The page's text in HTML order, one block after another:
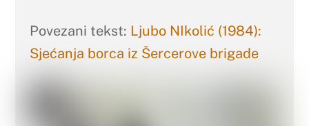
Povezani tekst: Ljubo NIkolić (1984):
Sjećanja borca iz Šercerove brigade